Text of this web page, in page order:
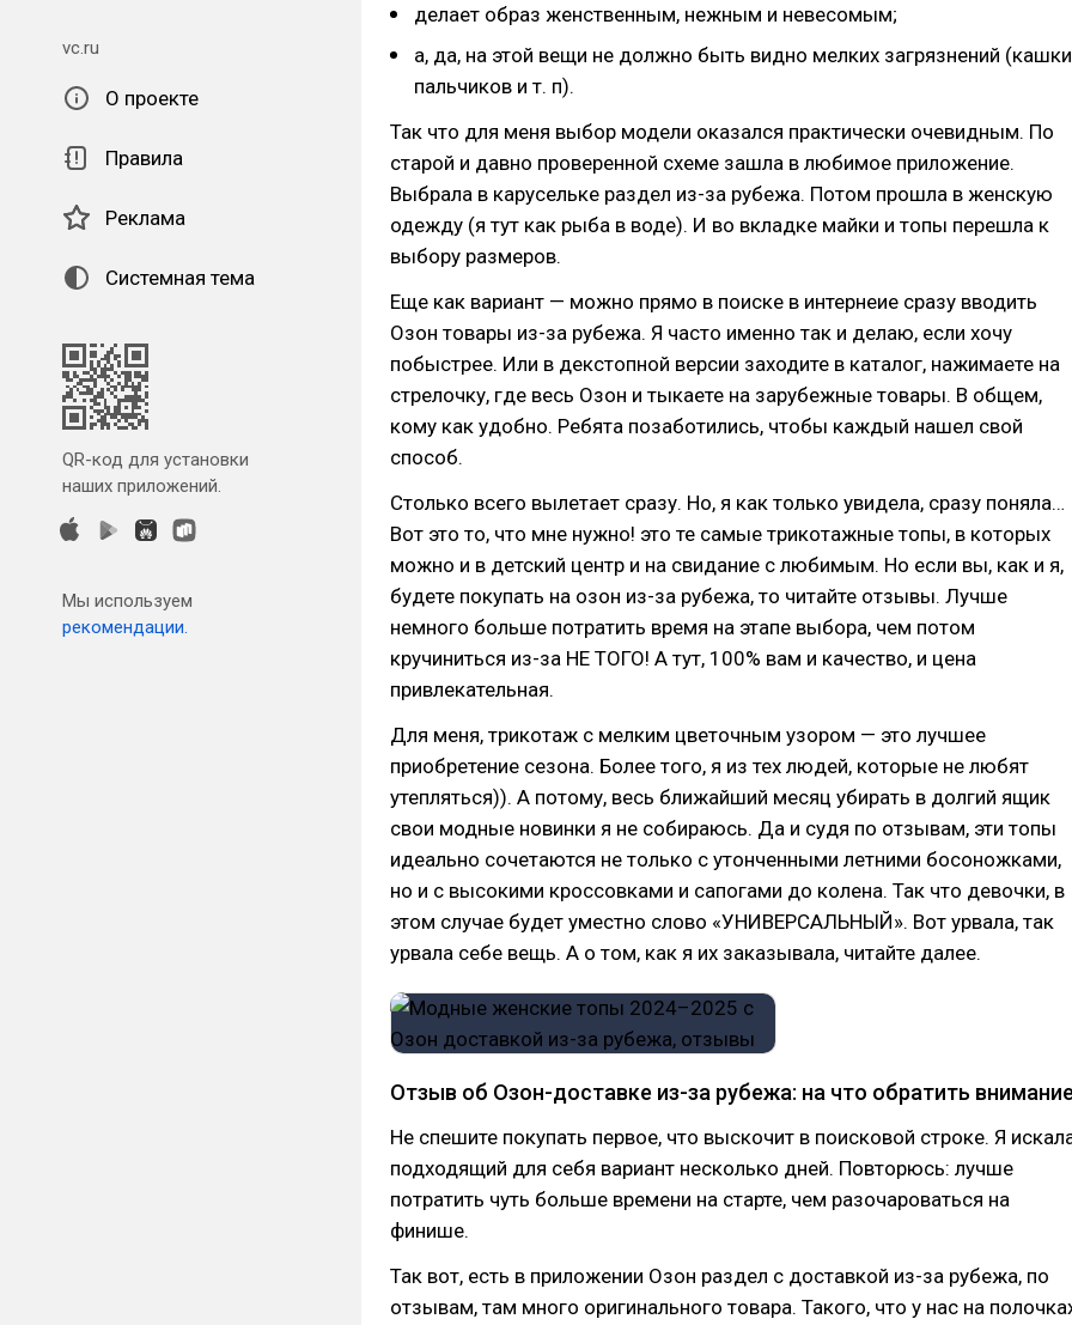
vc.ru
О проекте
Правила
Реклама
Системная тема
QR-код для установки
наших приложений.
Мы используем
рекомендации.
делает образ женственным, нежным и невесомым;
а, да, на этой вещи не должно быть видно мелких загрязнений
пальчиков и т. п).
Так что для меня выбор модели оказался практически очевидным. По
старой и давно проверенной схеме зашла в любимое приложение.
Выбрала в карусельке раздел из-за рубежа. Потом прошла в женскую
одежду (я тут как рыба в воде). И во вкладке майки и топы перешла к
выбору размеров.
Еще как вариант — можно прямо в поиске в интернеие сразу вводить
Озон товары из-за рубежа. Я часто именно так и делаю, если хочу
побыстрее. Или в декстопной версии заходите в каталог, нажимаете на
стрелочку, где весь Озон и тыкаете на зарубежные товары. В общем,
кому как удобно. Ребята позаботились, чтобы каждый нашел свой
способ.
Столько всего вылетает сразу. Но, я как только увидела, сразу поняла…
Вот это то, что мне нужно! это те самые трикотажные топы, в которых
можно и в детский центр и на свидание с любимым. Но если вы, как и я,
будете покупать на озон из-за рубежа, то читайте отзывы. Лучше
немного больше потратить время на этапе выбора, чем потом
кручиниться из-за НЕ ТОГО! А тут, 100% вам и качество, и цена
привлекательная.
Для меня, трикотаж с мелким цветочным узором — это лучшее
приобретение сезона. Более того, я из тех людей, которые не любят
утепляться)). А потому, весь ближайший месяц убирать в долгий ящик
свои модные новинки я не собираюсь. Да и судя по отзывам, эти топы
идеально сочетаются не только с утонченными летними босоножками,
но и с высокими кроссовками и сапогами до колена. Так что девочки, в
этом случае будет уместно слово «УНИВЕРСАЛЬНЫЙ». Вот урвала, так
урвала себе вещь. А о том, как я их заказывала, читайте далее.
Отзыв об Озон-доставке из-за рубежа: на что обратить
Не спешите покупать первое, что выскочит в поисковой строке. Я
подходящий для себя вариант несколько дней. Повторюсь: лучше
потратить чуть больше времени на старте, чем разочароваться на
финише.
Так вот, есть в приложении Озон раздел с доставкой из-за рубежа, по
отзывам, там много оригинального товара. Такого, что у нас на